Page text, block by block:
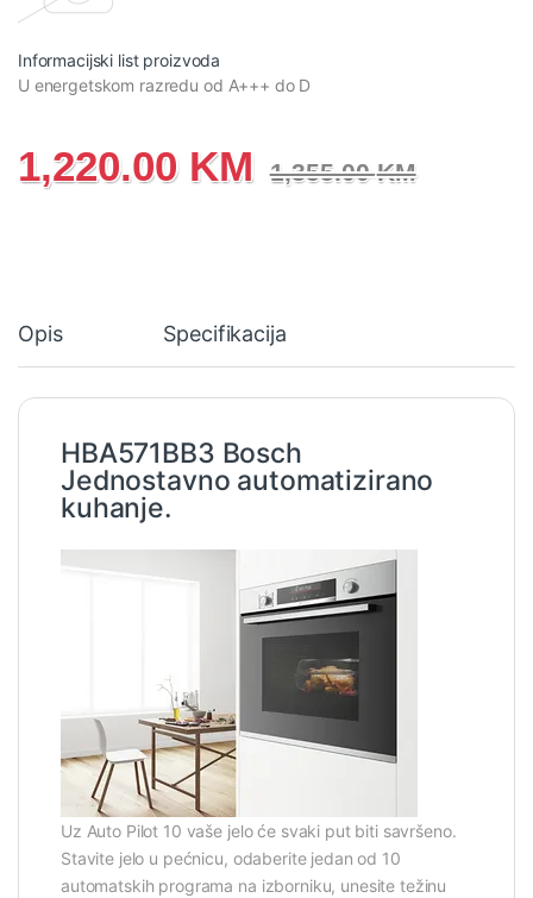
Informacijski list proizvoda
U energetskom razredu od A+++ do D
1,220.00 KM 1,355.00KM
Opis Specifikacija
HBA571BB3 Bosch
Jednostavno automatizirano
kuhanje.
Uz Auto Pilot 10 vaše jelo će svaki put biti savršeno.
Stavite jelo u pećnicu, odaberite jedan od 10
automatskih programa na izborniku, unesite težinu